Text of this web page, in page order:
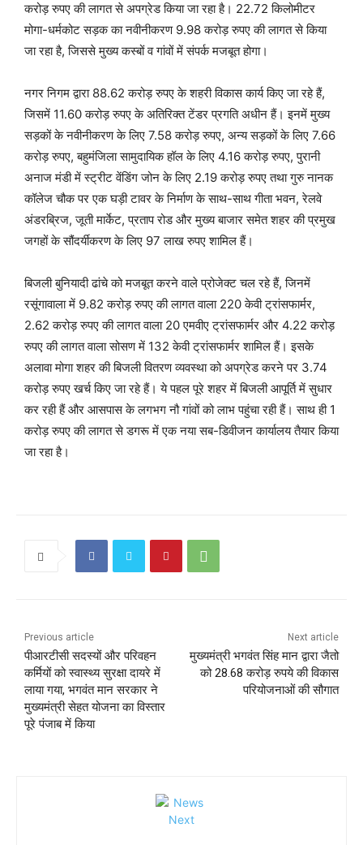
करोड़ रुपए की लागत से अपग्रेड किया जा रहा है। 22.72 किलोमीटर
मोगा-धर्मकोट सड़क का नवीनीकरण 9.98 करोड़ रुपए की लागत से किया
जा रहा है, जिससे मुख्य कस्बों व गांवों में संपर्क मजबूत होगा।
नगर निगम द्वारा 88.62 करोड़ रुपए के शहरी विकास कार्य किए जा रहे हैं,
जिसमें 11.60 करोड़ रुपए के अतिरिक्त टेंडर प्रगति अधीन हैं। इनमें मुख्य
सड़कों के नवीनीकरण के लिए 7.58 करोड़ रुपए, अन्य सड़कों के लिए 7.66
करोड़ रुपए, बहुमंजिला सामुदायिक हॉल के लिए 4.16 करोड़ रुपए, पुरानी
अनाज मंडी में स्ट्रीट वेंडिंग जोन के लिए 2.19 करोड़ रुपए तथा गुरु नानक
कॉलेज चौक पर एक घड़ी टावर के निर्माण के साथ-साथ गीता भवन, रेलवे
अंडरब्रिज, जूती मार्केट, प्रताप रोड और मुख्य बाजार समेत शहर की प्रमुख
जगहों के सौंदर्यीकरण के लिए 97 लाख रुपए शामिल हैं।
बिजली बुनियादी ढांचे को मजबूत करने वाले प्रोजेक्ट चल रहे हैं, जिनमें
रसूंगावाला में 9.82 करोड़ रुपए की लागत वाला 220 केवी ट्रांसफार्मर,
2.62 करोड़ रुपए की लागत वाला 20 एमवीए ट्रांसफार्मर और 4.22 करोड़
रुपए की लागत वाला सोसण में 132 केवी ट्रांसफार्मर शामिल हैं। इसके
अलावा मोगा शहर की बिजली वितरण व्यवस्था को अपग्रेड करने पर 3.74
करोड़ रुपए खर्च किए जा रहे हैं। ये पहल पूरे शहर में बिजली आपूर्ति में सुधार
कर रही हैं और आसपास के लगभग नौ गांवों को लाभ पहुंचा रही हैं। साथ ही 1
करोड़ रुपए की लागत से डगरू में एक नया सब-डिवीजन कार्यालय तैयार किया
जा रहा है।
Previous article
पीआरटीसी सदस्यों और परिवहन
कर्मियों को स्वास्थ्य सुरक्षा दायरे में
लाया गया, भगवंत मान सरकार ने
मुख्यमंत्री सेहत योजना का विस्तार
पूरे पंजाब में किया
Next article
मुख्यमंत्री भगवंत सिंह मान द्वारा जैतो
को 28.68 करोड़ रुपये की विकास
परियोजनाओं की सौगात